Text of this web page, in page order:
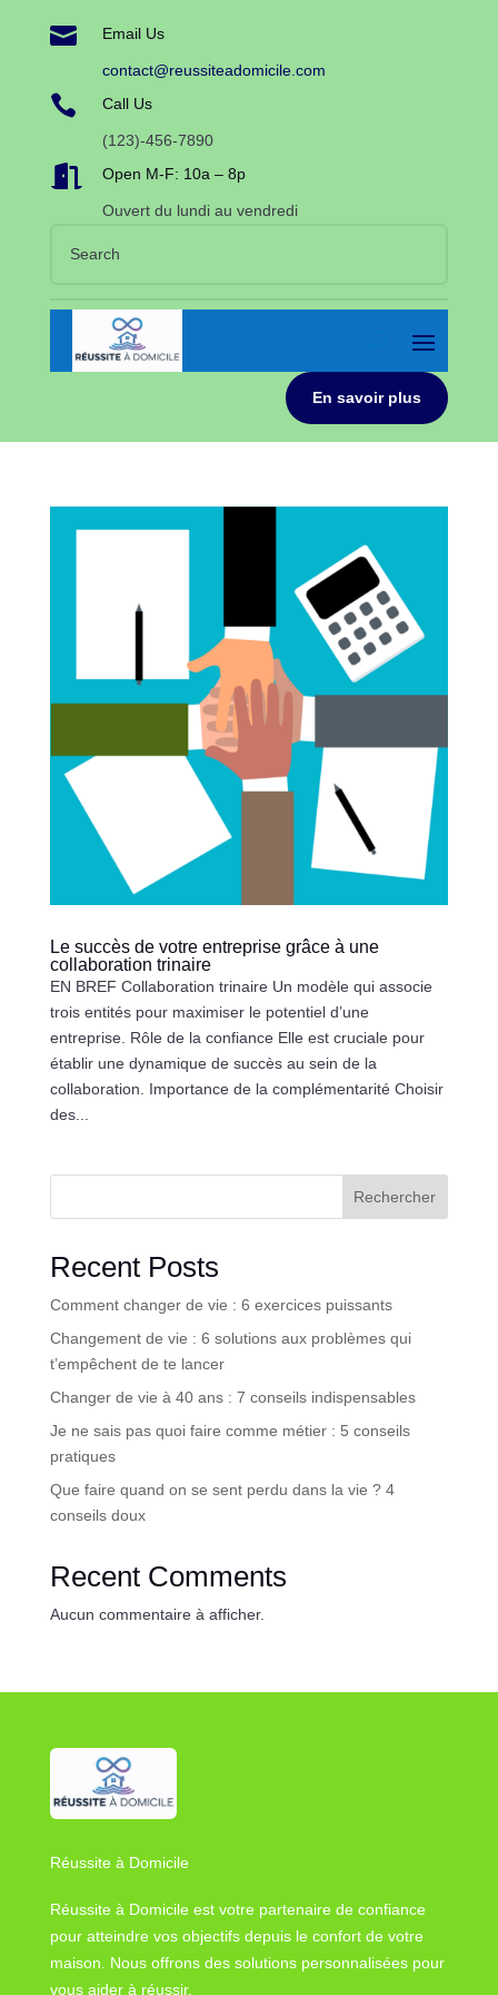
 Email Us
contact@reussiteadomicile.com
 Call Us
(123)-456-7890
 Open M-F: 10a – 8p
Ouvert du lundi au vendredi
En savoir plus
Le succès de votre entreprise grâce à une
collaboration trinaire
EN BREF Collaboration trinaire Un modèle qui associe
trois entités pour maximiser le potentiel d’une
entreprise. Rôle de la confiance Elle est cruciale pour
établir une dynamique de succès au sein de la
collaboration. Importance de la complémentarité Choisir
des...
Rechercher
Recent Posts
Comment changer de vie : 6 exercices puissants
Changement de vie : 6 solutions aux problèmes qui
t’empêchent de te lancer
Changer de vie à 40 ans : 7 conseils indispensables
Je ne sais pas quoi faire comme métier : 5 conseils
pratiques
Que faire quand on se sent perdu dans la vie ? 4
conseils doux
Recent Comments
Aucun commentaire à afficher.
Réussite à Domicile
Réussite à Domicile est votre partenaire de confiance
pour atteindre vos objectifs depuis le confort de votre
maison. Nous offrons des solutions personnalisées pour
vous aider à réussir.